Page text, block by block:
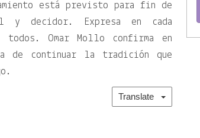
está previsto para fin de
decidor. Expresa en cada
Omar Mollo confirma en
de continuar la tradición que
Translate